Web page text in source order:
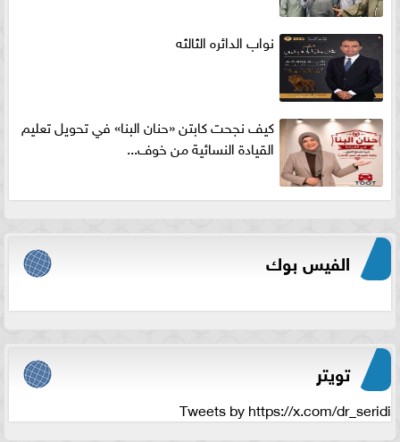
نواب الدائره الثالثه
كيف نجحت كابتن «حنان البنا» في تحويل تعليم
القيادة النسائية من خوف...
الفيس بوك
تويتر
Tweets by https://x.com/dr_seridi